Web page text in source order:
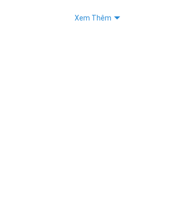
Xem Thêm